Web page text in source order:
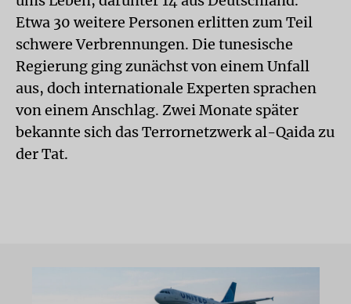
Etwa 30 weitere Personen erlitten zum Teil
schwere Verbrennungen. Die tunesische
Regierung ging zunächst von einem Unfall
aus, doch internationale Experten sprachen
von einem Anschlag. Zwei Monate später
bekannte sich das Terrornetzwerk al-Qaida zu
der Tat.